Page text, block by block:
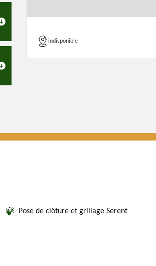
indisponible
Pose de clôture et grillage Serent